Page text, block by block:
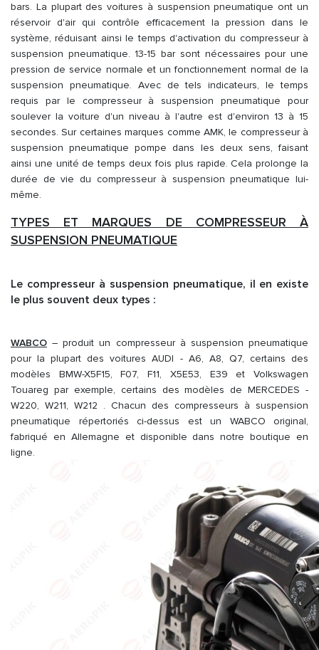
bars. La plupart des voitures à suspension pneumatique ont un
réservoir d'air qui contrôle efficacement la pression dans le
système, réduisant ainsi le temps d'activation du compresseur à
suspension pneumatique. 13-15 bar sont nécessaires pour une
pression de service normale et un fonctionnement normal de la
suspension pneumatique. Avec de tels indicateurs, le temps
requis par le compresseur à suspension pneumatique pour
soulever la voiture d'un niveau à l'autre est d'environ 13 à 15
secondes. Sur certaines marques comme AMK, le compresseur à
suspension pneumatique pompe dans les deux sens, faisant
ainsi une unité de temps deux fois plus rapide. Cela prolonge la
durée de vie du compresseur à suspension pneumatique lui-
même.
TYPES ET MARQUES DE COMPRESSEUR À
SUSPENSION PNEUMATIQUE
Le compresseur à suspension pneumatique, il en existe
le plus souvent deux types :
WABCO – produit un compresseur à suspension pneumatique
pour la plupart des voitures AUDI - A6, A8, Q7, certains des
modèles BMW-X5F15, F07, F11, X5E53, E39 et Volkswagen
Touareg par exemple, certains des modèles de MERCEDES -
W220, W211, W212 . Chacun des compresseurs à suspension
pneumatique répertoriés ci-dessus est un WABCO original,
fabriqué en Allemagne et disponible dans notre boutique en
ligne.